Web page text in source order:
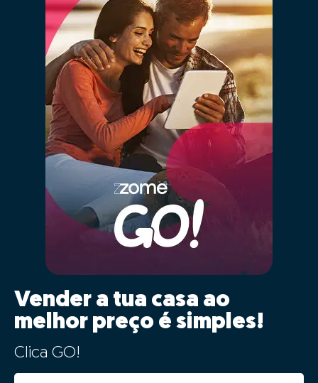
Vender a tua casa ao
melhor preço é simples!
Clica GO!